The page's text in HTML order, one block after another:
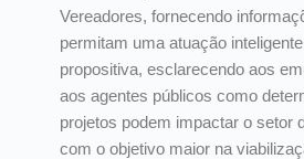
Vereadores, fornecendo
permitam uma atuação
propositiva, esclarecendo aos
aos agentes públicos como
projetos podem impactar o setor
com o objetivo maior na